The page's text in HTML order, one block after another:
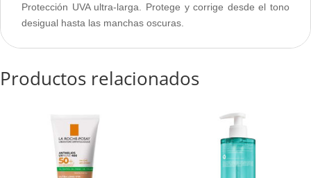
Protección UVA ultra-larga. Protege y corrige desde el tono
desigual hasta las manchas oscuras.
Productos relacionados